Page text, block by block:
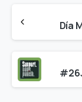
Reading
Día